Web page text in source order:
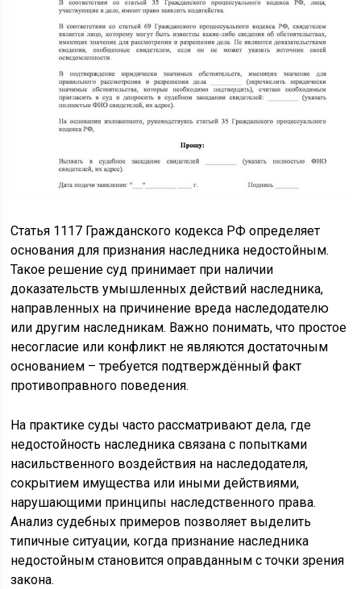
Статья 1117 Гражданского кодекса РФ определяет
основания для признания наследника недостойным.
Такое решение суд принимает при наличии
доказательств умышленных действий наследника,
направленных на причинение вреда наследодателю
или другим наследникам. Важно понимать, что простое
несогласие или конфликт не являются достаточным
основанием – требуется подтверждённый факт
противоправного поведения.
На практике суды часто рассматривают дела, где
недостойность наследника связана с попытками
насильственного воздействия на наследодателя,
сокрытием имущества или иными действиями,
нарушающими принципы наследственного права.
Анализ судебных примеров позволяет выделить
типичные ситуации, когда признание наследника
недостойным становится оправданным с точки зрения
закона.